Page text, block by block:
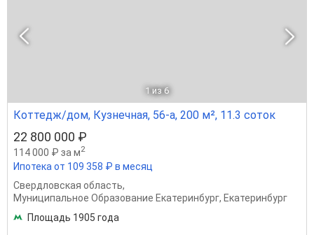
1 из 6
Коттедж/дом, Кузнечная, 56-а, 200 м², 11.3 соток
22 800 000 ₽
114 000 ₽ за м2
Ипотека от 109 358 ₽ в месяц
Свердловская область,
Муниципальное Образование Екатеринбург, Екатеринбург
Площадь 1905 года